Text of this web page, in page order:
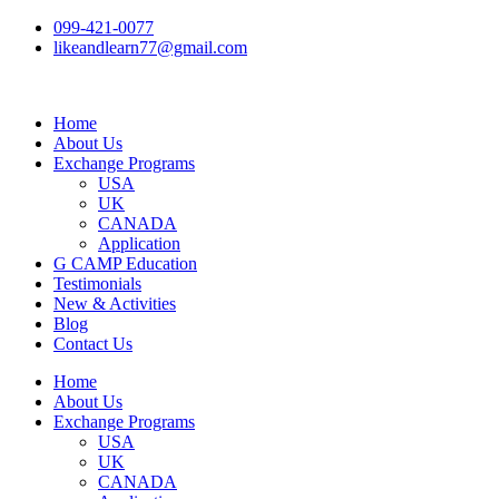
099-421-0077
likeandlearn77@gmail.com
Home
About Us
Exchange Programs
USA
UK
CANADA
Application
G CAMP Education
Testimonials
New & Activities
Blog
Contact Us
Home
About Us
Exchange Programs
USA
UK
CANADA